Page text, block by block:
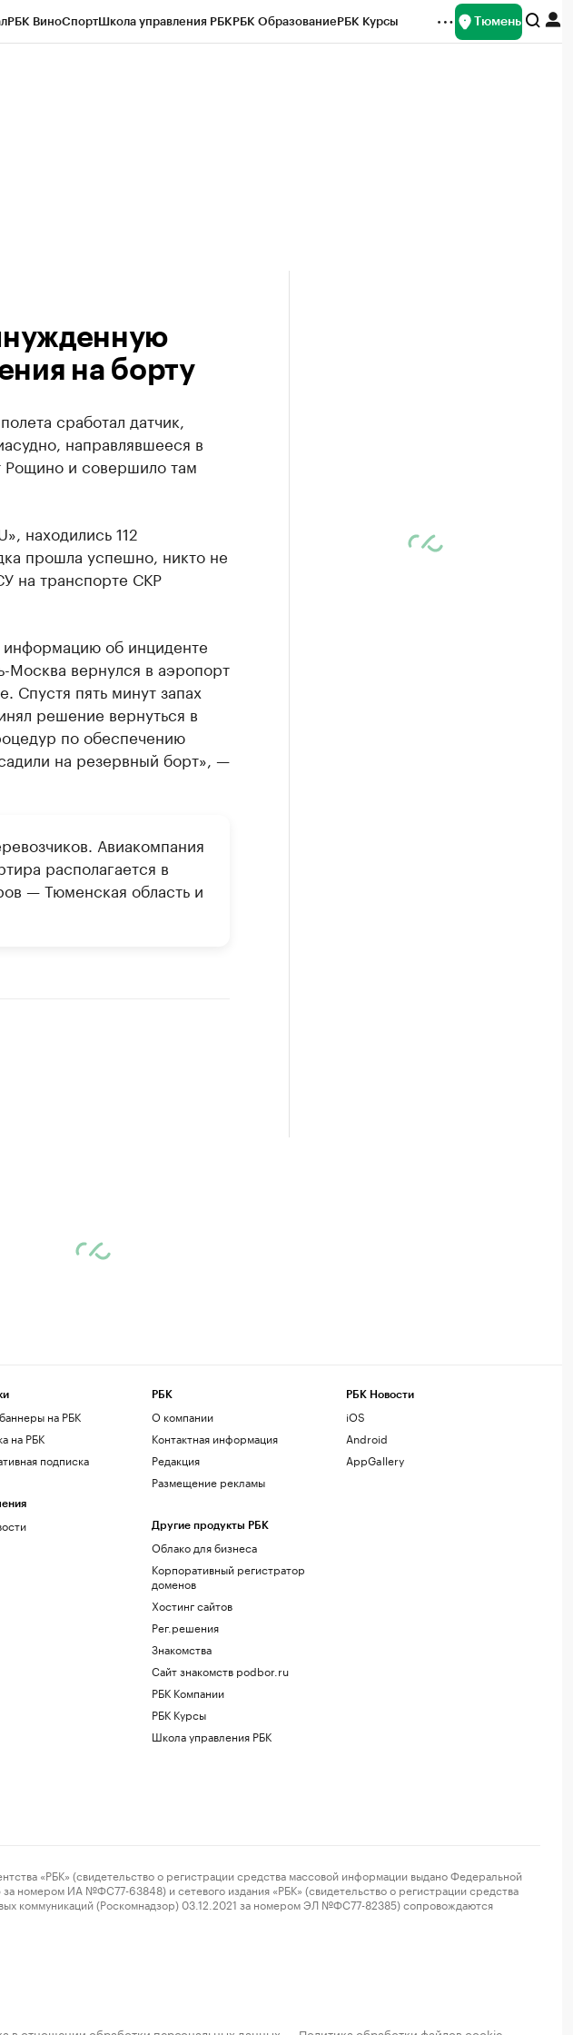
РБК ВиноСпортШкола управления РБКРБК ОбразованиеРБК Курсы Тюмень
на борту
сработал датчик,
направлявшееся в
Рощино и совершило там
находились 112
прошла успешно, никто не
на транспорте СКР
об инциденте
вернулся в аэропорт
Спустя пять минут запах
решение вернуться в
по обеспечению
на резервный борт», —
Авиакомпания
располагается в
— Тюменская область и
на РБК
на РБК
подписка
РБК
О компании
Контактная информация
Редакция
Размещение рекламы
Другие продукты РБК
Облако для бизнеса
Корпоративный регистратор
доменов
Хостинг сайтов
Рег.решения
Знакомства
Сайт знакомств podbor.ru
РБК Компании
РБК Курсы
Школа управления РБК
РБК Новости
iOS
Android
AppGallery
«РБК» (свидетельство о регистрации средства массовой информации выдано Федеральной
номером ИА №ФС77-63848) и сетевого издания «РБК» (свидетельство о регистрации средства
коммуникаций (Роскомнадзор) 03.12.2021 за номером ЭЛ №ФС77-82385) сопровождаются